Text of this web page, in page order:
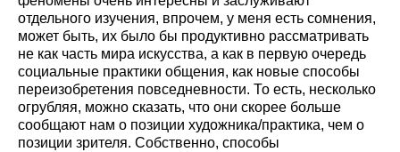
отдельного изучения, впрочем, у меня есть сомнения,
может быть, их было бы продуктивно рассматривать
не как часть мира искусства, а как в первую очередь
социальные практики общения, как новые способы
переизобретения повседневности. То есть, несколько
огрубляя, можно сказать, что они скорее больше
сообщают нам о позиции художника/практика, чем о
позиции зрителя. Собственно, способы